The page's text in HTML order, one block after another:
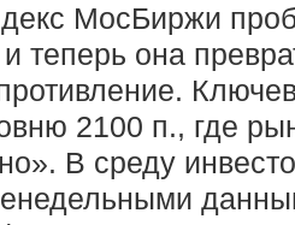
МосБиржи
теперь она
2100 п., где
В среду